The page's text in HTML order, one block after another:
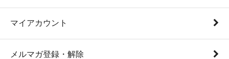
マイアカウント
メルマガ登録・解除